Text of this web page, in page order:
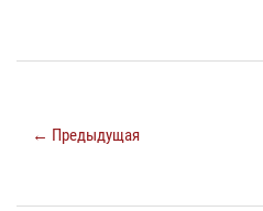
← Предыдущая